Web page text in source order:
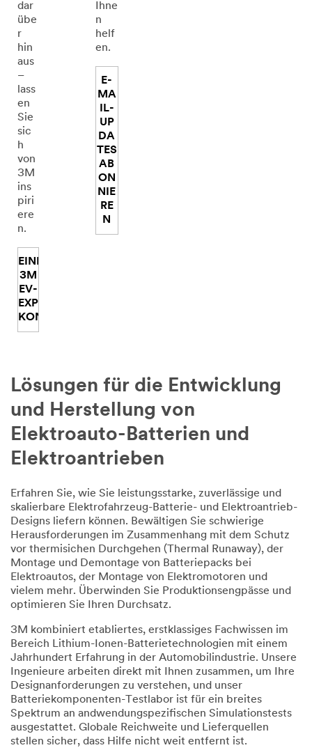
dar
übe
r
hin
aus
–
lass
en
Sie
sic
h
von
3M
ins
piri
ere
n.
EINEN
3M
EV-
EXPERTEN
KONTAKTIEREN
Ihne
n
helf
en.
E-
MA
IL-
UP
DA
TES
AB
ON
NIE
RE
N
Lösungen für die Entwicklung
und Herstellung von
Elektroauto-Batterien und
Elektroantrieben
Erfahren Sie, wie Sie leistungsstarke, zuverlässige und
skalierbare Elektrofahrzeug-Batterie- und Elektroantrieb-
Designs liefern können. Bewältigen Sie schwierige
Herausforderungen im Zusammenhang mit dem Schutz
vor thermisichen Durchgehen (Thermal Runaway), der
Montage und Demontage von Batteriepacks bei
Elektroautos, der Montage von Elektromotoren und
vielem mehr. Überwinden Sie Produktionsengpässe und
optimieren Sie Ihren Durchsatz.
3M kombiniert etabliertes, erstklassiges Fachwissen im
Bereich Lithium-Ionen-Batterietechnologien mit einem
Jahrhundert Erfahrung in der Automobilindustrie. Unsere
Ingenieure arbeiten direkt mit Ihnen zusammen, um Ihre
Designanforderungen zu verstehen, und unser
Batteriekomponenten-Testlabor ist für ein breites
Spektrum an andwendungspezifischen Simulationstests
ausgestattet. Globale Reichweite und Lieferquellen
stellen sicher, dass Hilfe nicht weit entfernt ist.